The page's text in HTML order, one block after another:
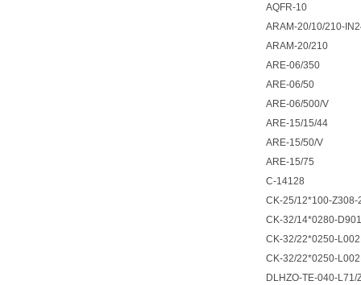
AQFR-10
ARAM-20/10/210-
ARAM-20/210
ARE-06/350
ARE-06/50
ARE-06/500/V
ARE-15/15/44
ARE-15/50/V
ARE-15/75
C-14128
CK-25/12*100-Z308-
CK-32/14*0280-D901
CK-32/22*0250-
CK-32/22*0250-
DLHZO-TE-040-L71/